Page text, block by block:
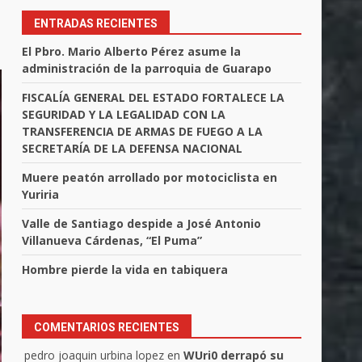
ENTRADAS RECIENTES
El Pbro. Mario Alberto Pérez asume la
administración de la parroquia de Guarapo
FISCALÍA GENERAL DEL ESTADO FORTALECE LA
SEGURIDAD Y LA LEGALIDAD CON LA
TRANSFERENCIA DE ARMAS DE FUEGO A LA
SECRETARÍA DE LA DEFENSA NACIONAL
Muere peatón arrollado por motociclista en
Yuriria
Valle de Santiago despide a José Antonio
Villanueva Cárdenas, “El Puma”
Hombre pierde la vida en tabiquera
COMENTARIOS RECIENTES
pedro joaquin urbina lopez enWUri0 derrapó su